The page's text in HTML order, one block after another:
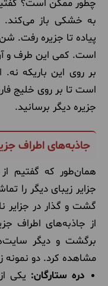
چطور ممکن است؟ گفتیم
به خشکی باز می‌کند.
پیاده تا جزیره رفت.
است. کمی این طرف و
بر روی این باریکه نه.
است تا بر روی خلیج
جزیره دیگر برسانید.
جاذبه‌های اطراف
همان‌طور که گفتیم
جزایر زیبای دیگر را
گشت و گذار در جزایر
از جاذبه‌های اطراف
برگشت و دیگر
مشاهده کرد. دو نمونه
دره ستارگان: یکی